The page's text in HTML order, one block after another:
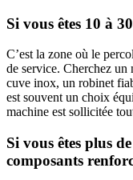
Si vous êtes 10 à
C’est la zone où le
de service. Cherchez
cuve inox, un robinet
est souvent un choix
machine est sollicitée
Si vous êtes plus
composants